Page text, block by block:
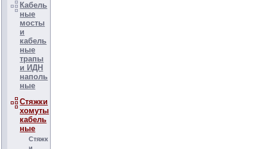
Кабель
ные
мосты
и
кабель
ные
трапы
и ИДН
наполь
ные
Стяжки
хомуты
кабель
ные
Стяжк